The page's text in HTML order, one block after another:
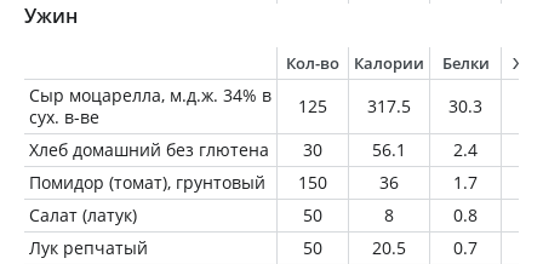
Ужин
Кол-во Калории Белки
Сыр моцарелла, м.д.ж. 34% в
сух. в-ве
125 317.5 30.3
Хлеб домашний без глютена
30 56.1 2.4
Помидор (томат), грунтовый
150 36 1.7
Салат (латук)
50 8 0.8
Лук репчатый
50 20.5 0.7